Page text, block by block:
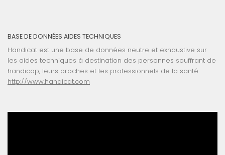
BASE DE DONNÉES AIDES TECHNIQUES
Handicat est une base de données neutre et exhaustive sur
les aides techniques à destination des personnes souffrant de
handicap, leurs proches et les professionnels de la santé
http://www.handicat.com